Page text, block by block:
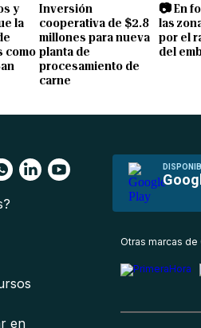
y
la
como
Inversión
cooperativa de $2.8
millones para nueva
planta de
procesamiento de
carne
📷 En
las
por el
del
en
Otras marcas de